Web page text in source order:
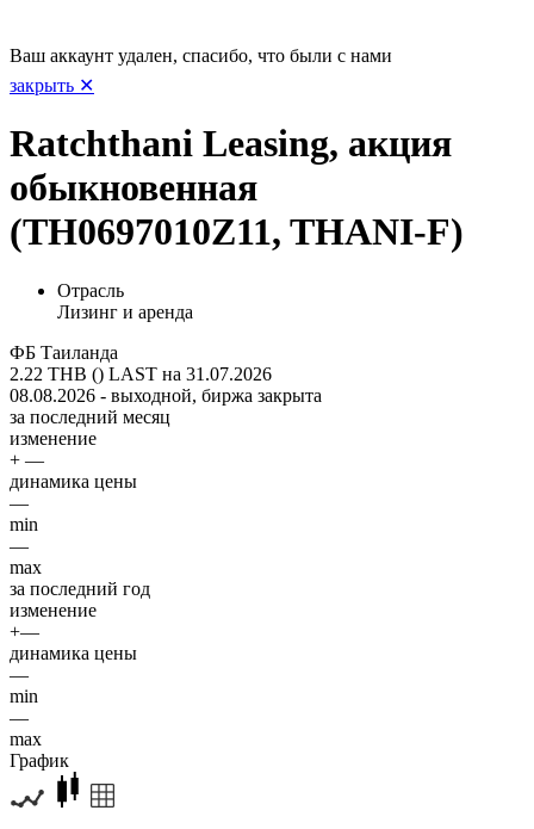
Ваш аккаунт удален, спасибо, что были с нами
закрыть ✕
Ratchthani Leasing, акция
обыкновенная
(TH0697010Z11, THANI-F)
Отрасль
Лизинг и аренда
ФБ Таиланда
2.22 THB () LAST на 31.07.2026
08.08.2026 - выходной, биржа закрыта
за последний месяц
изменение
+ —
динамика цены
—
min
—
max
за последний год
изменение
+—
динамика цены
—
min
—
max
График